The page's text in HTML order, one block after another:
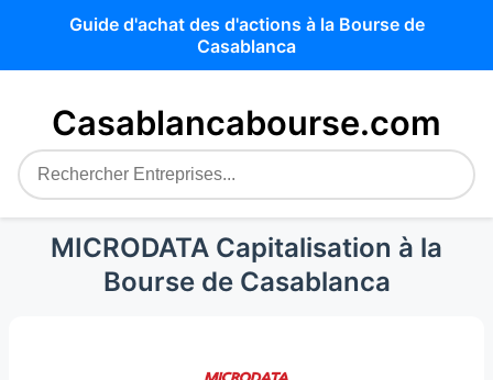
Guide d'achat des d'actions à la Bourse de
Casablanca
Casablancabourse.com
MICRODATA Capitalisation à la
Bourse de Casablanca